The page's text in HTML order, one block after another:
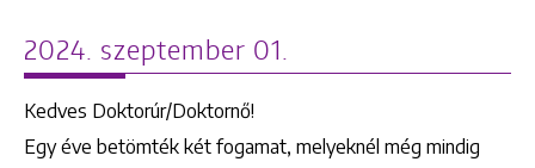
2024. szeptember 01.
Kedves Doktorúr/Doktornő!
Egy éve betömték két fogamat, melyeknél még mindig